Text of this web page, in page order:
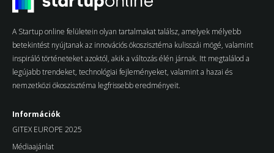
A Startup online felületein olyan tartalmakat találsz, amelyek mélyebb
betekintést nyújtanak az innovációs ökoszisztéma kulisszái mögé, valamint
inspiráló történeteket azoktól, akik a változás élén járnak. Itt megtalálod a
legújabb trendeket, technológiai fejleményeket, valamint a hazai és
nemzetközi ökoszisztéma legfrissebb eredményeit.
Információk
GITEX EUROPE 2025
Médiaajánlat